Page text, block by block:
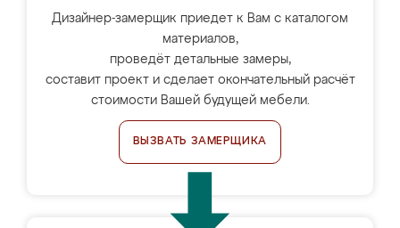
Дизайнер-замерщик приедет к Вам с каталогом
материалов,
проведёт детальные замеры,
составит проект и сделает окончательный расчёт
стоимости Вашей будущей мебели.
ВЫЗВАТЬ ЗАМЕРЩИКА